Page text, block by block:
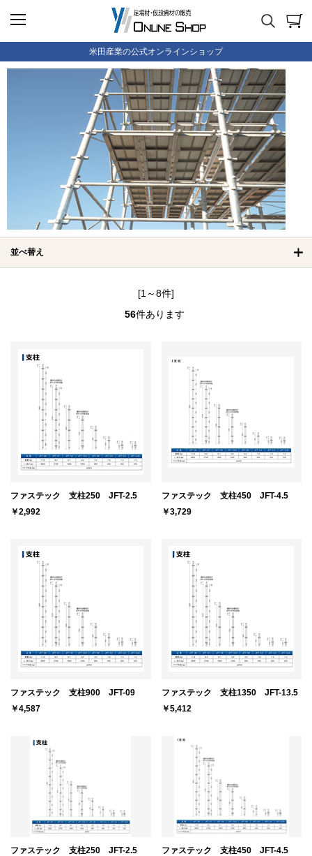
米田産業の公式オンラインショップ
並べ替え
[1～8件]
56件あります
ファステック 支柱250 JFT-2.5
￥2,992
ファステック 支柱450 JFT-4.5
￥3,729
ファステック 支柱900 JFT-09
￥4,587
ファステック 支柱1350 JFT-13.5
￥5,412
ファステック 支柱250 JFT-2.5
ファステック 支柱450 JFT-4.5